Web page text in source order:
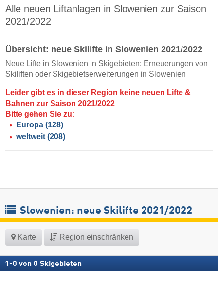
Alle neuen Liftanlagen in Slowenien zur Saison
2021/2022
Übersicht: neue Skilifte in Slowenien 2021/2022
Neue Lifte in Slowenien in Skigebieten: Erneuerungen von
Skiliften oder Skigebietserweiterungen in Slowenien
Leider gibt es in dieser Region keine neuen Lifte &
Bahnen zur Saison 2021/2022
Bitte gehen Sie zu:
Europa (128)
weltweit (208)
Slowenien: neue Skilifte 2021/2022
Karte Region einschränken
1 -0 von 0 Skigebieten